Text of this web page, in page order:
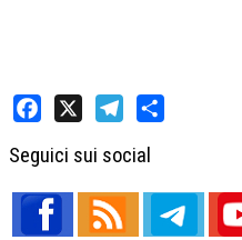
Seguici sui social